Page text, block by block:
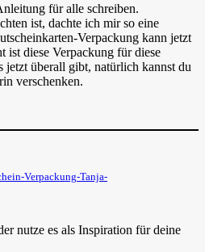
für alle schreiben.
ist, dachte ich mir so eine
Verpackung kann jetzt
ist diese Verpackung für diese
jetzt überall gibt, natürlich kannst du
verschenken.
Verpackung-Tanja-
nutze es als Inspiration für deine